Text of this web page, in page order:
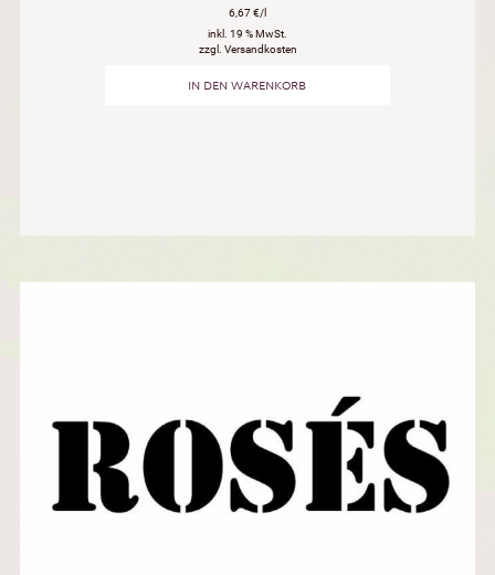
6,67 €/l
inkl. 19 % MwSt.
zzgl. Versandkosten
IN DEN WARENKORB